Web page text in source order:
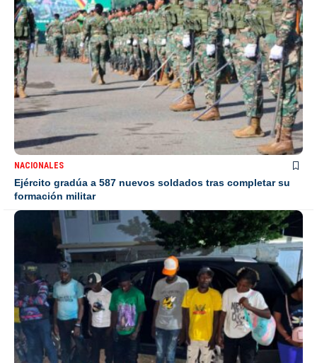
NACIONALES
Ejército gradúa a 587 nuevos soldados tras completar su
formación militar